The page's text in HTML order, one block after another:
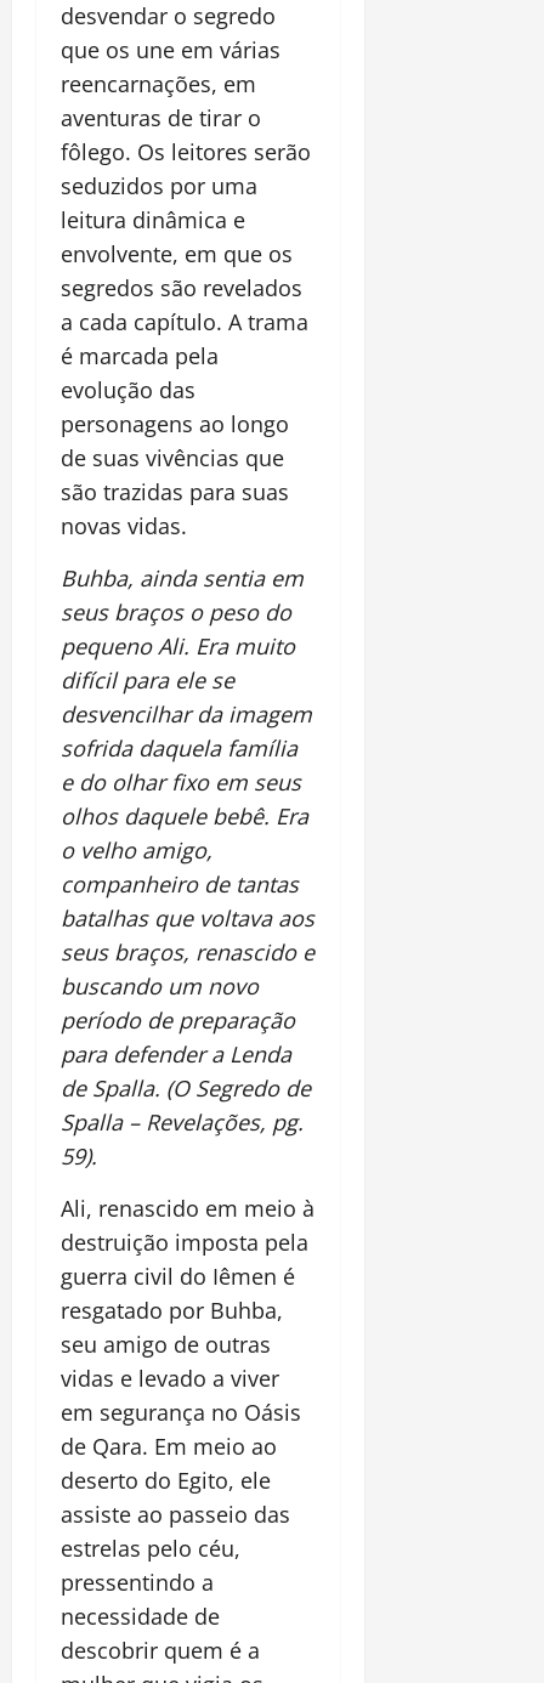
desvendar o segredo
que os une em várias
reencarnações, em
aventuras de tirar o
fôlego. Os leitores serão
seduzidos por uma
leitura dinâmica e
envolvente, em que os
segredos são revelados
a cada capítulo. A trama
é marcada pela
evolução das
personagens ao longo
de suas vivências que
são trazidas para suas
novas vidas.
Buhba, ainda sentia em
seus braços o peso do
pequeno Ali. Era muito
difícil para ele se
desvencilhar da imagem
sofrida daquela família
e do olhar fixo em seus
olhos daquele bebê. Era
o velho amigo,
companheiro de tantas
batalhas que voltava aos
seus braços, renascido e
buscando um novo
período de preparação
para defender a Lenda
de Spalla. (O Segredo de
Spalla – Revelações, pg.
59).
Ali, renascido em meio à
destruição imposta pela
guerra civil do Iêmen é
resgatado por Buhba,
seu amigo de outras
vidas e levado a viver
em segurança no Oásis
de Qara. Em meio ao
deserto do Egito, ele
assiste ao passeio das
estrelas pelo céu,
pressentindo a
necessidade de
descobrir quem é a